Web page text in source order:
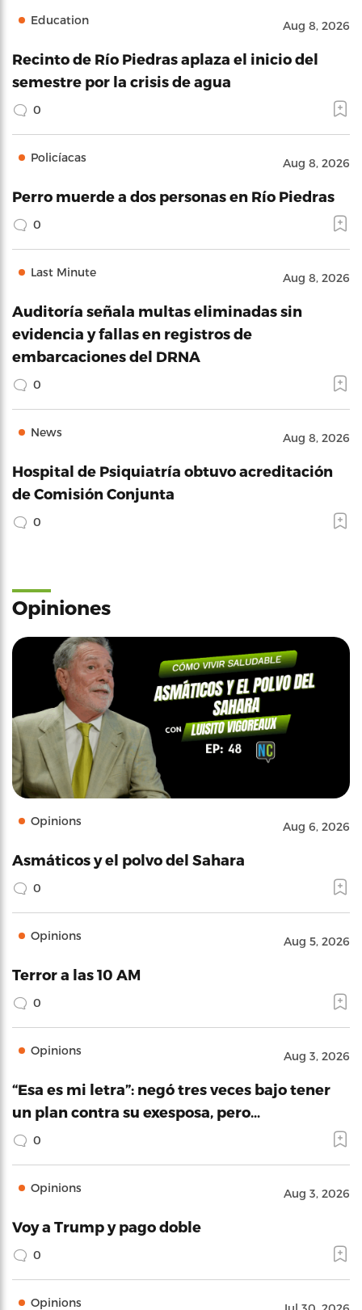
Education Aug 8, 2026
Recinto de Río Piedras aplaza el inicio del
semestre por la crisis de agua
0
Policíacas Aug 8, 2026
Perro muerde a dos personas en Río Piedras
0
Last Minute Aug 8, 2026
Auditoría señala multas eliminadas sin
evidencia y fallas en registros de
embarcaciones del DRNA
0
News Aug 8, 2026
Hospital de Psiquiatría obtuvo acreditación
de Comisión Conjunta
0
Opiniones
Opinions Aug 6, 2026
Asmáticos y el polvo del Sahara
0
Opinions Aug 5, 2026
Terror a las 10 AM
0
Opinions Aug 3, 2026
“Esa es mi letra”: negó tres veces bajo tener
un plan contra su exesposa, pero…
0
Opinions Aug 3, 2026
Voy a Trump y pago doble
0
Opinions